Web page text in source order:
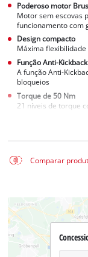
Poderoso motor
Motor sem escovas
funcionamento com
Design compacto
Máxima
Função Anti-Kickback
A função Anti-
bloqueios
Torque de 50 Nm
21 níveis de torque
Comparar